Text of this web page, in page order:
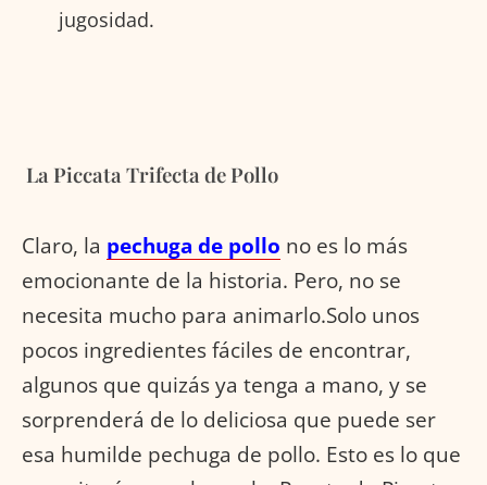
jugosidad.
La Piccata Trifecta de Pollo
Claro, la pechuga de pollo no es lo más
emocionante de la historia. Pero, no se
necesita mucho para animarlo.Solo unos
pocos ingredientes fáciles de encontrar,
algunos que quizás ya tenga a mano, y se
sorprenderá de lo deliciosa que puede ser
esa humilde pechuga de pollo. Esto es lo que